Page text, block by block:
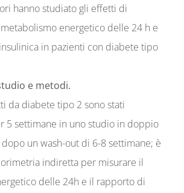
hanno studiato gli effetti di
energetico delle 24 h e
in pazienti con diabete tipo
e metodi.
da diabete tipo 2 sono stati
5 settimane in uno studio in doppio
un wash-out di 6-8 settimane; è
indiretta per misurare il
delle 24h e il rapporto di